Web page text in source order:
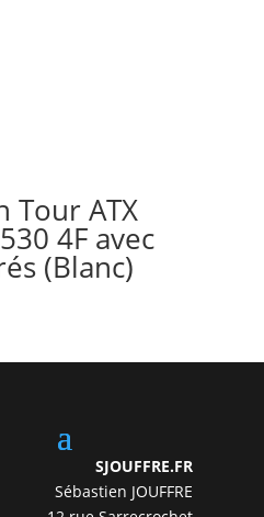
Tour ATX
4F avec
(Blanc)
SJOUFFRE.FR
Sébastien JOUFFRE